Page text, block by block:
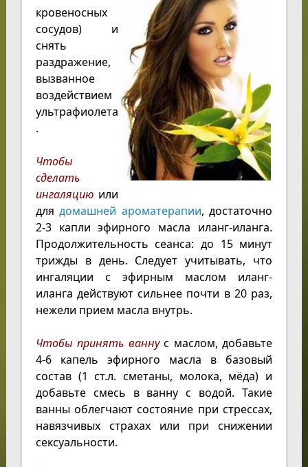
кровеносных
сосудов) и
снять
раздражение,
вызванное
воздействием
ультрафиолета
.
Чтобы
сделать
ингаляцию или
длядомашней ароматерапии, достаточно
2-3 капли эфирного масла иланг-иланга.
Продолжительность сеанса: до 15 минут
трижды в день. Следует учитывать, что
ингаляции с эфирным маслом иланг-
иланга действуют сильнее почти в 20 раз,
нежели прием масла внутрь.
Чтобы принять ваннус маслом, добавьте
4-6 капель эфирного масла в базовый
состав (1 ст.л. сметаны, молока, мёда) и
добавьте смесь в ванну с водой. Такие
ванны облегчают состояние при стрессах,
навязчивых страхах или при снижении
сексуальности.